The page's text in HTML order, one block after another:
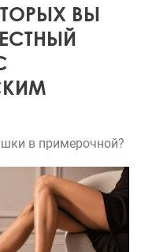
ВЫ
в примерочной?